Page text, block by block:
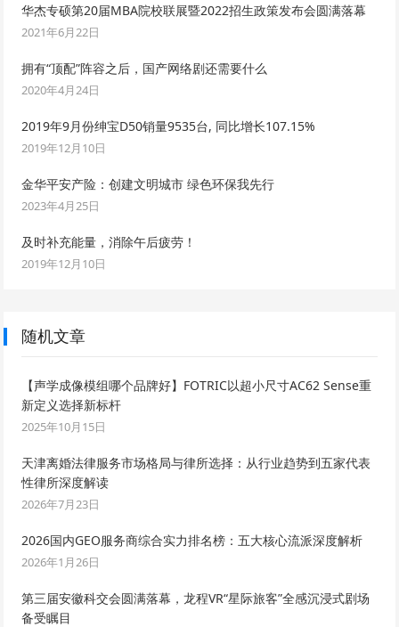
华杰专硕第20届MBA院校联展暨2022招生政策发布会圆满落幕
2021年6月22日
拥有“顶配”阵容之后，国产网络剧还需要什么
2020年4月24日
2019年9月份绅宝D50销量9535台, 同比增长107.15%
2019年12月10日
金华平安产险：创建文明城市 绿色环保我先行
2023年4月25日
及时补充能量，消除午后疲劳！
2019年12月10日
随机文章
【声学成像模组哪个品牌好】FOTRIC以超小尺寸AC62 Sense重
新定义选择新标杆
2025年10月15日
天津离婚法律服务市场格局与律所选择：从行业趋势到五家代表
性律所深度解读
2026年7月23日
2026国内GEO服务商综合实力排名榜：五大核心流派深度解析
2026年1月26日
第三届安徽科交会圆满落幕，龙程VR“星际旅客”全感沉浸式剧场
备受瞩目